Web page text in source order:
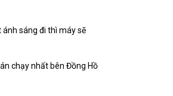
sáng đi thì máy sẽ
chạy nhất bên Đồng Hồ